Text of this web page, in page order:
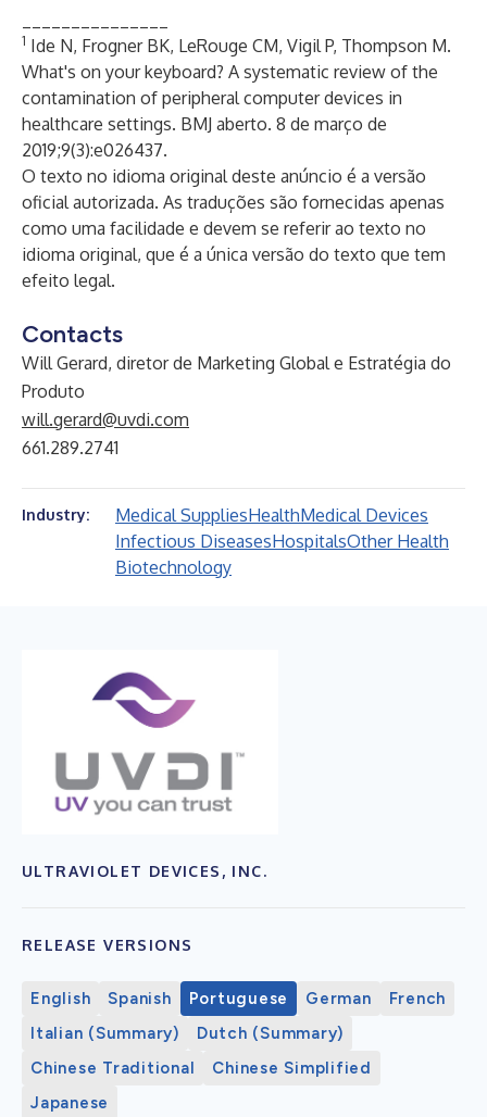
1 Ide N, Frogner BK, LeRouge CM, Vigil P, Thompson M.
What's on your keyboard? A systematic review of the
contamination of peripheral computer devices in
healthcare settings. BMJ aberto. 8 de março de
2019;9(3):e026437.
O texto no idioma original deste anúncio é a versão
oficial autorizada. As traduções são fornecidas apenas
como uma facilidade e devem se referir ao texto no
idioma original, que é a única versão do texto que tem
efeito legal.
Contacts
Will Gerard, diretor de Marketing Global e Estratégia do
Produto
will.gerard@uvdi.com
661.289.2741
Industry: Medical SuppliesHealthMedical Devices
Infectious DiseasesHospitalsOther Health
Biotechnology
ULTRAVIOLET DEVICES, INC.
RELEASE VERSIONS
English Spanish Portuguese German
French
Italian (Summary)
Dutch (Summary)
Chinese Traditional
Chinese Simplified
Japanese